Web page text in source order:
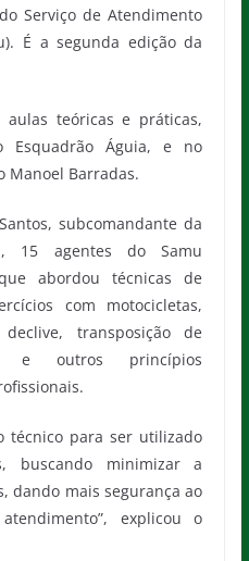
Serviço de Atendimento
É a segunda edição da
aulas teóricas e práticas,
Esquadrão Águia, e no
Manoel Barradas.
subcomandante da
15 agentes do Samu
abordou técnicas de
com motocicletas,
transposição de
e outros princípios
técnico para ser utilizado
buscando minimizar a
dando mais segurança ao
explicou o